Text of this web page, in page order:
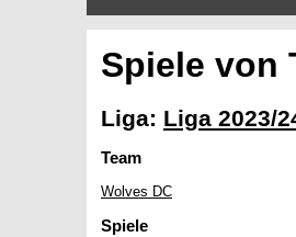
Spiele von
Liga: Liga 2023/
Team
Wolves DC
Spiele